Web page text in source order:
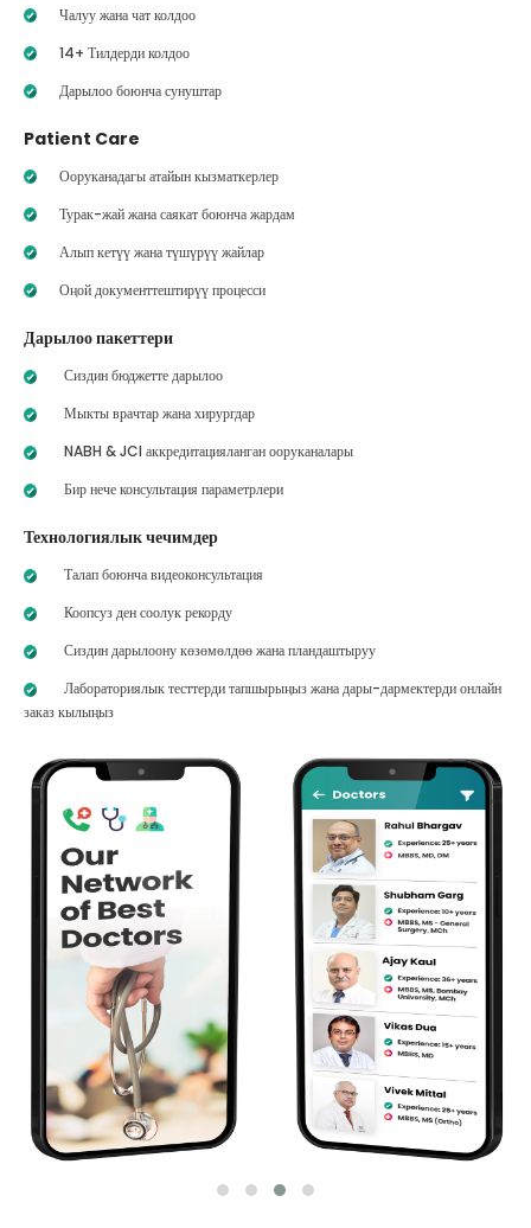
Чалуу жана чат колдоо
14+ Тилдерди колдоо
Дарылоо боюнча сунуштар
Patient Care
Ооруканадагы атайын кызматкерлер
Турак-жай жана саякат боюнча жардам
Алып кетүү жана түшүрүү жайлар
Оңой документтештирүү процесси
Дарылоо пакеттери
Сиздин бюджетте дарылоо
Мыкты врачтар жана хирургдар
NABH & JCI аккредитацияланган ооруканалары
Бир нече консультация параметрлери
Технологиялык чечимдер
Талап боюнча видеоконсультация
Коопсуз ден соолук рекорду
Сиздин дарылоону көзөмөлдөө жана пландаштыруу
Лабораториялык тесттерди тапшырыңыз жана дары-дармектерди онлайн
заказ кылыңыз